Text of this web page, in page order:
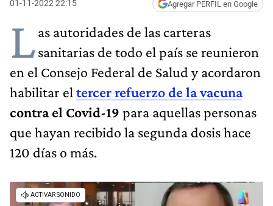
01-11-2022 22:15 Agregar PERFIL en Google
Las autoridades de las carteras
sanitarias de todo el país se reunieron
en el Consejo Federal de Salud y acordaron
habilitar el tercer refuerzo de la vacuna
contra el Covid-19 para aquellas personas
que hayan recibido la segunda dosis hace
120 días o más.